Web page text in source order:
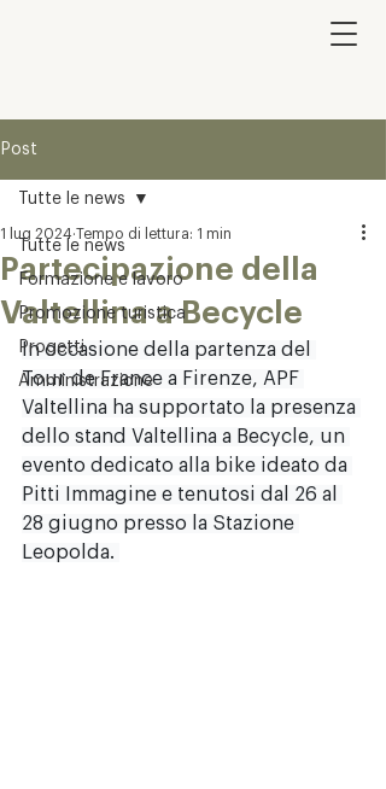
Post
Tutte le news
Formazione e lavoro
Promozione turistica
Progetti
Amministrazione
Tutte le news
Partecipazione della
Valtellina a Becycle
1 lug 2024 Tempo di lettura: 1 min
In occasione della partenza del
Tour de France a Firenze, APF
Valtellina ha supportato la presenza
dello stand Valtellina a Becycle, un
evento dedicato alla bike ideato da
Pitti Immagine e tenutosi dal 26 al
28 giugno presso la Stazione
Leopolda.